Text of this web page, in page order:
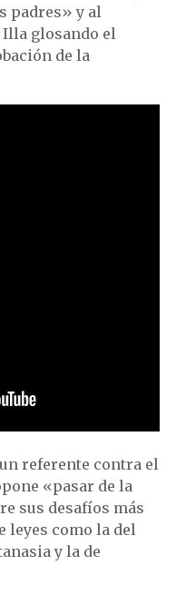
padres» y al
glosando el
de la
referente contra el
«pasar de la
sus desafíos más
leyes como la del
y la de